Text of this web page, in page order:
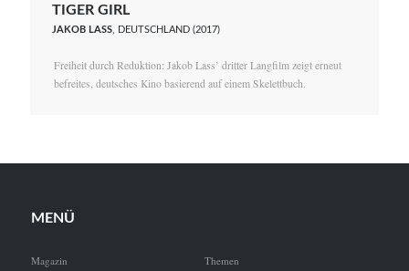
TIGER GIRL
JAKOB LASS, DEUTSCHLAND (2017)
Freiheit durch Reduktion: Jakob Lass’ dritter Langfilm zeigt erneut
befreites, deutsches Kino basierend auf einem Skelettbuch.
MENÜ
Magazin
Themen